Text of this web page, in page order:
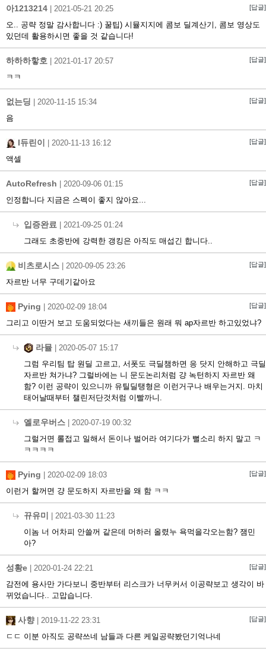
아1213214 2021-05-21 20:25 [답글]
오.. 공략 정말 감사합니다 :) 꿀팁) 시뮬지지에 콤보 딜계산기, 콤보 영상도
있던데 활용하시면 좋을 것 같습니다!
하하하핳호 2021-01-17 20:57 [답글]
ㅋㅋ
없는딩 2020-11-15 15:34 [답글]
음
I듀린이 2020-11-13 16:12 [답글]
액셀
AutoRefresh 2020-09-06 01:15 [답글]
인정합니다 지금은 스펙이 좋지 않아요...
입증완료
2021-09-25 01:24
그래도 초중반에 강력한 갱킹은 아직도 매섭긴 합니다..
비츠로시스 2020-09-05 23:26 [답글]
자르반 너무 구데기같아요
Pying 2020-02-09 18:04 [답글]
그리고 이딴거 보고 도움되었다는 새끼들은 원래 뭐 ap자르반 하고있었냐?
라뮬
2020-05-07 15:17
그럼 우리팀 탑 원딜 고르고, 서폿도 극딜챔하면 응 닷지 안해하고 극딜
자르반 쳐가냐? 그럴바에는 니 문도논리처럼 걍 녹턴하지 자르반 왜
함? 이런 공략이 있으니까 유틸딜탱형은 이런거구나 배우는거지. 마치
태어날때부터 챌린저단것처럼 이빨까니.
옐로우버스
2020-07-19 00:32
그럴거면 롤접고 일해서 돈이나 벌어라 여기다가 뻘소리 하지 말고 ㅋ
ㅋㅋㅋㅋ
Pying 2020-02-09 18:03 [답글]
이런거 할꺼면 걍 문도하지 자르반을 왜 함 ㅋㅋ
뀨유미
2021-03-30 11:23
이놈 너 어차피 안쓸꺼 같은데 머하러 올렸누 욕먹을각오는함? 잼민
아?
성황e 2020-01-24 22:21 [답글]
감전에 용사만 가다보니 중반부터 리스크가 너무커서 이공략보고 생각이 바
뀌었습니다.. 고맙습니다.
사향| 2019-11-22 23:31 [답글]
ㄷㄷ 이분 아직도 공략쓰네 남들과 다른 케일공략봤던기억나네